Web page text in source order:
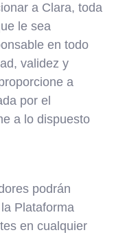
a Clara, toda
le sea
en todo
validez y
a
por el
a lo dispuesto
podrán
Plataforma
en cualquier